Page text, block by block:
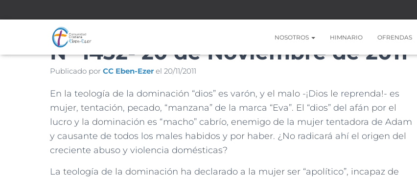
NOSOTROS HIMNARIO OFRENDAS
Nº 1432- 20 de Noviembre de 2011
Publicado por CC Eben-Ezer el 20/11/2011
En la teología de la dominación “dios” es varón, y el malo -¡Dios le reprenda!- es
mujer, tentación, pecado, “manzana” de la marca “Eva”. El “dios” del afán por el
lucro y la dominación es “macho” cabrío, enemigo de la mujer tentadora de Adam
y causante de todos los males habidos y por haber. ¿No radicará ahí el origen del
creciente abuso y violencia domésticas?
La teología de la dominación ha declarado a la mujer ser “apolítico”, incapaz de